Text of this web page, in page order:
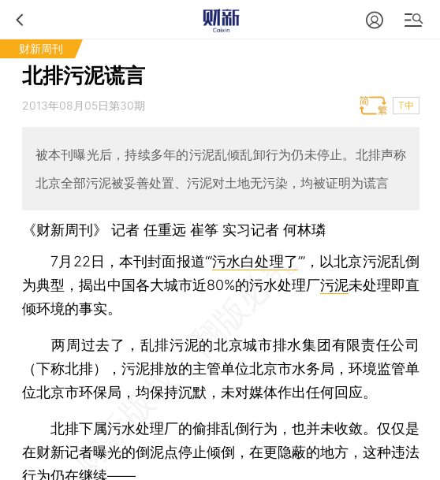
财新周刊
北排污泥谎言
2013年08月05日第30期 T中
被本刊曝光后，持续多年的污泥乱倾乱卸行为仍未停止。北排声称
北京全部污泥被妥善处置、污泥对土地无污染，均被证明为谎言
《财新周刊》 记者 任重远 崔筝 实习记者 何林璘
7月22日，本刊封面报道“‘污水白处理了’”，以北京污泥乱倒
为典型，揭出中国各大城市近80%的污水处理厂污泥未处理即直
倾环境的事实。
两周过去了，乱排污泥的北京城市排水集团有限责任公司
（下称北排），污泥排放的主管单位北京市水务局，环境监管单
位北京市环保局，均保持沉默，未对媒体作出任何回应。
北排下属污水处理厂的偷排乱倒行为，也并未收敛。仅仅是
在财新记者曝光的倒泥点停止倾倒，在更隐蔽的地方，这种违法
行为仍在继续——